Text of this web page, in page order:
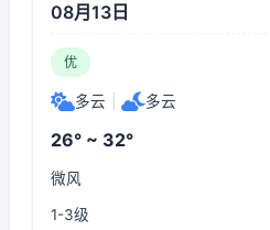
08月13日
优
多云 多云
26° ~ 32°
微风
1-3级